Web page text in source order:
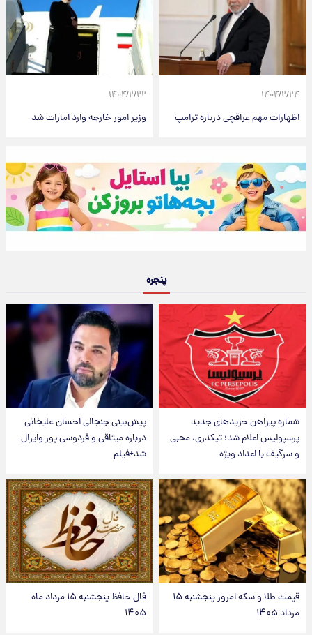
۱۴۰۴/۲/۲۴
اظهارات مهم عراقچی درباره ترامپ
۱۴۰۴/۲/۲۲
وزیر امور خارجه وارد امارات شد
پنجره
شماره پیراهن خریدهای جدید
پرسپولیس اعلام شد؛ تیکدری، محبی
و سرگیف با اعداد ویژه
پیش‌بینی جنجالی احسان علیخانی
درباره میثاقی و فردوسی پور وایرال
شد+فیلم
قیمت طلا و سکه امروز پنجشنبه ۱۵
مرداد ۱۴۰۵
فال حافظ پنجشنبه ۱۵ مرداد ماه
۱۴۰۵